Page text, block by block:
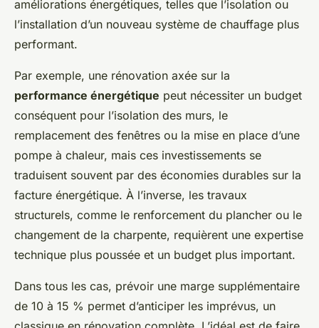
améliorations énergétiques, telles que l’isolation ou
l’installation d’un nouveau système de chauffage plus
performant.
Par exemple, une rénovation axée sur la
performance énergétique peut nécessiter un budget
conséquent pour l’isolation des murs, le
remplacement des fenêtres ou la mise en place d’une
pompe à chaleur, mais ces investissements se
traduisent souvent par des économies durables sur la
facture énergétique. À l’inverse, les travaux
structurels, comme le renforcement du plancher ou le
changement de la charpente, requièrent une expertise
technique plus poussée et un budget plus important.
Dans tous les cas, prévoir une marge supplémentaire
de 10 à 15 % permet d’anticiper les imprévus, un